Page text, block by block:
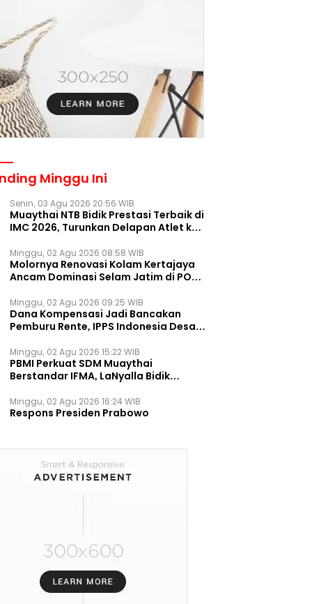
Minggu Ini
Senin, 03 Agu 2026 20:56 WIB
Muaythai NTB Bidik Prestasi Terbaik di
IMC 2026, Turunkan Delapan Atlet ke
Minggu, 02 Agu 2026 08:58 WIB
Molornya Renovasi Kolam Kertajaya
Ancam Dominasi Selam Jatim di PON
Minggu, 02 Agu 2026 09:25 WIB
Dana Kompensasi Jadi Bancakan
Pemburu Rente, IPPS Indonesia Desak
Permanen
Minggu, 02 Agu 2026 15:22 WIB
PBMI Perkuat SDM Muaythai
Berstandar IFMA, LaNyalla Bidik
Minggu, 02 Agu 2026 16:24 WIB
Respons Presiden Prabowo